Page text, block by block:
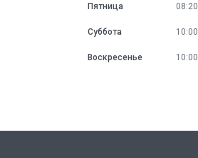
Пятница 08:20
Суббота 10:00
Воскресенье 10:00